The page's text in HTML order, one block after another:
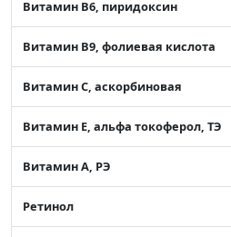
Витамин В6, пиридоксин
Витамин В9, фолиевая кислота
Витамин C, аскорбиновая
Витамин Е, альфа токоферол, ТЭ
Витамин А, РЭ
Ретинол